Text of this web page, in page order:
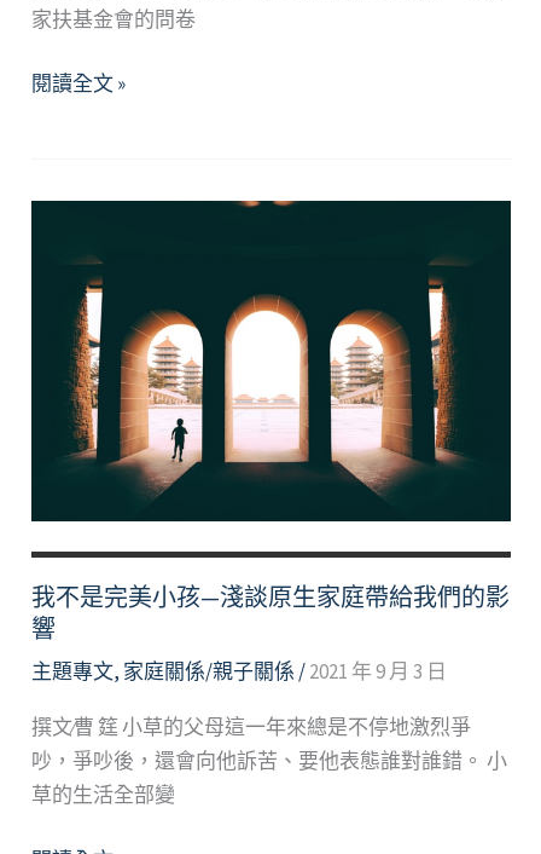
家扶基金會的問卷
「疫」
通
與
調
適
閱讀全文 »
我不是完美小孩—淺談原生家庭帶給我們的影
響
主題專文, 家庭關係/親子關係 /2021 年 9 月 3 日
撰文∕曹 筳 小草的父母這一年來總是不停地激烈爭
吵，爭吵後，還會向他訴苦、要他表態誰對誰錯。 小
草的生活全部變